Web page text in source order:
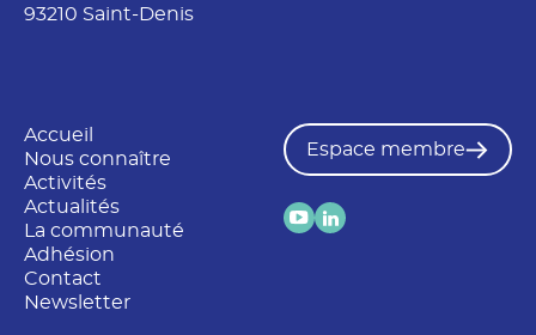
93210 Saint-Denis
Accueil
Nous connaître
Activités
Actualités
La communauté
Adhésion
Contact
Newsletter
Espace membre